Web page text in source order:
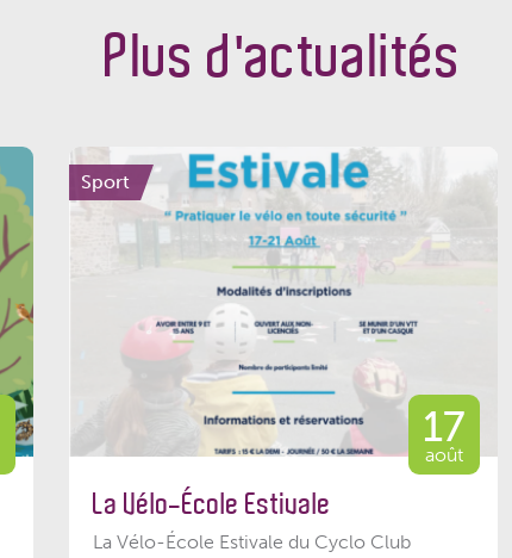
Plus d'actualités
Sport
17
août
La Vélo-École Estivale
La Vélo-École Estivale du Cyclo Club